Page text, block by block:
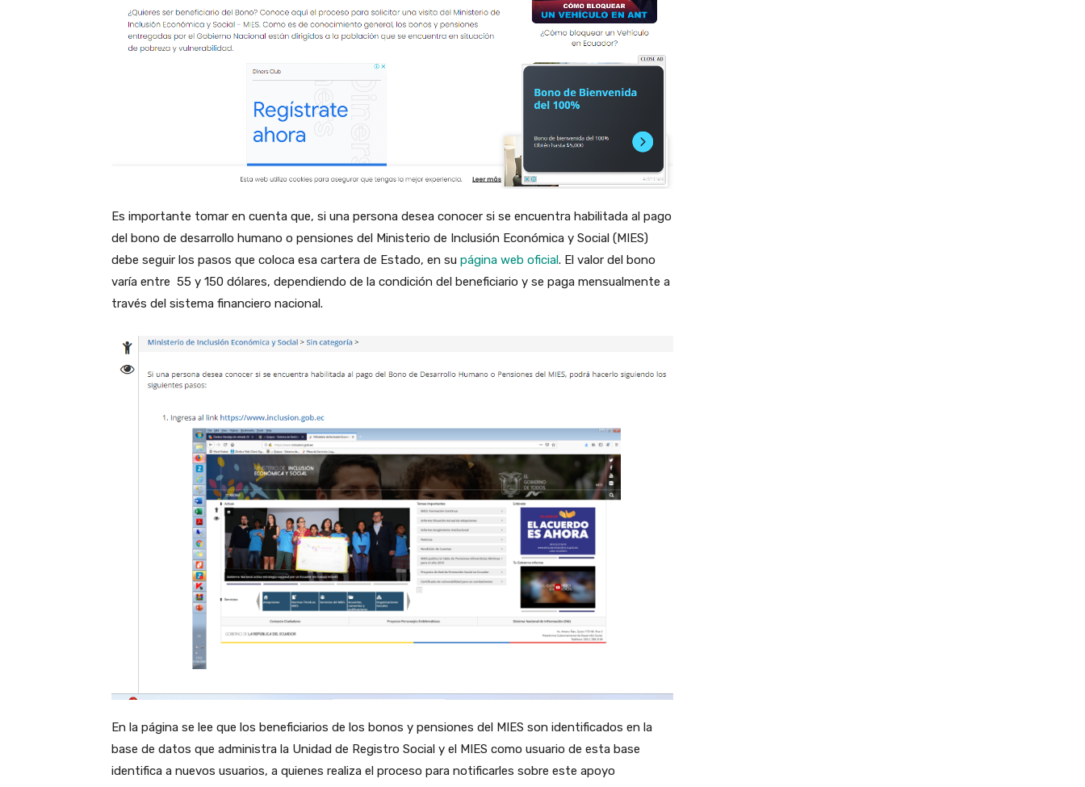
Es importante tomar en cuenta que, si una persona desea conocer si se encuentra habilitada al pago
del bono de desarrollo humano o pensiones del Ministerio de Inclusión Económica y Social (MIES)
debe seguir los pasos que coloca esa cartera de Estado, en su página web oficial. El valor del bono
varía entre 55 y 150 dólares, dependiendo de la condición del beneficiario y se paga mensualmente a
través del sistema financiero nacional.
En la página se lee que los beneficiarios de los bonos y pensiones del MIES son identificados en la
base de datos que administra la Unidad de Registro Social y el MIES como usuario de esta base
identifica a nuevos usuarios, a quienes realiza el proceso para notificarles sobre este apoyo